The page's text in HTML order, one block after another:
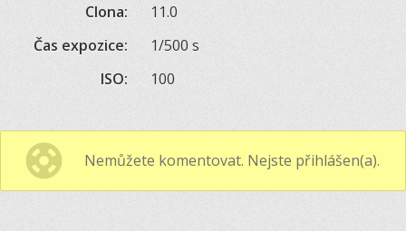
Clona:
11.0
Čas expozice:
1/500 s
ISO:
100
Nemůžete komentovat. Nejste přihlášen(a).